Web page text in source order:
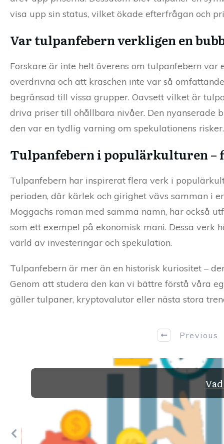
visa upp sin status, vilket ökade efterfrågan och
Var tulpanfebern verkligen en
Forskare är inte helt överens om tulpanfebern
överdrivna och att kraschen inte var så
begränsad till vissa grupper. Oavsett vilket är
driva priser till ohållbara nivåer. Den nyanserade
den var en tydlig varning om spekulationens risker.
Tulpanfebern i populärkulturen –
Tulpanfebern har inspirerat flera verk i
perioden, där kärlek och girighet vävs samman i
Moggachs roman med samma namn, har också
som ett exempel på ekonomisk mani. Dessa verk
värld av investeringar och spekulation.
Tulpanfebern är mer än en historisk kuriositet –
Genom att studera den kan vi bättre förstå våra
gäller tulpaner, kryptovalutor eller nästa stora
Previous